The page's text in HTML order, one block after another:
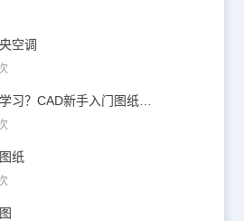
空调
CAD机械入门图纸学习？CAD新手入门图纸练习
纸